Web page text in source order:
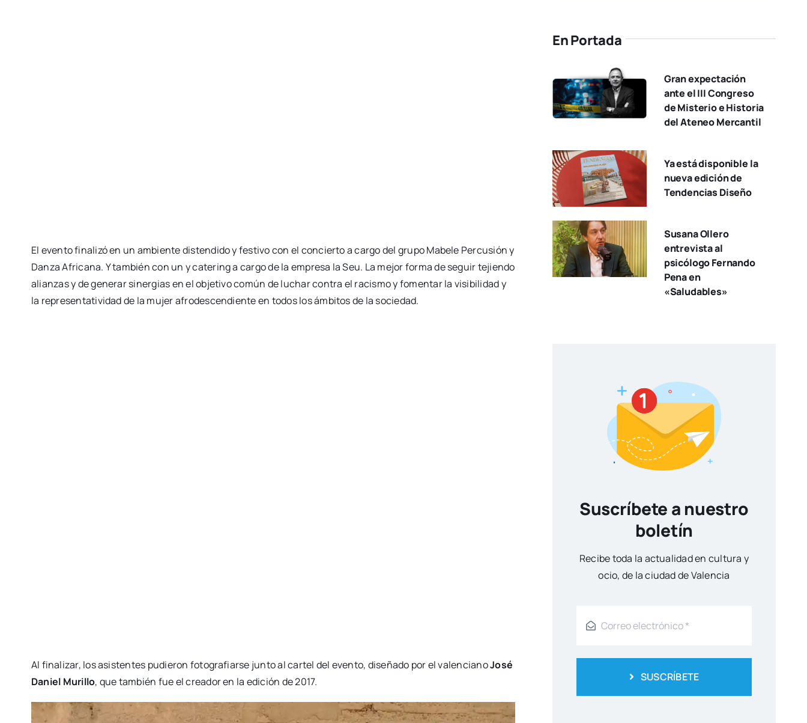
El even­to fina­li­zó en un ambien­te dis­ten­di­do y fes­ti­vo con el con­cier­to a car­go del gru­po Mabe­le Per­cu­sión y
Dan­za Afri­ca­na. Y tam­bién con un y cate­ring a car­go de la empre­sa la Seu. La mejor for­ma de seguir tejien­do
alian­zas y de gene­rar siner­gias en el obje­ti­vo común de luchar con­tra el racis­mo y fomen­tar la visi­bi­li­dad y
la repre­sen­ta­ti­vi­dad de la mujer afro­des­cen­dien­te en todos los ámbi­tos de la socie­dad.
Al fina­li­zar, los asis­ten­tes pudie­ron foto­gra­fiar­se jun­to al car­tel del even­to, dise­ña­do por el valen­cianoJosé
Daniel Muri­llo, que tam­bién fue el crea­dor en la edi­ción de 2017.
En Portada
Gran expectación
ante el III Congreso
de Misterio e Historia
del Ateneo Mercantil
Ya está disponible la
nueva edición de
Tendencias Diseño
Susana Ollero
entrevista al
psicólogo Fernando
Pena en
«Saludables»
Suscríbete a nuestro
boletín
Reci­be toda la actua­li­dad en cul­tu­ra y
ocio, de la ciu­dad de Valen­cia
SUSCRÍBETE